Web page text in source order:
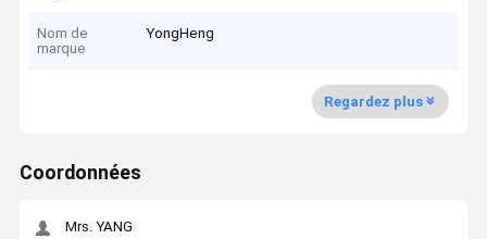
Nom de
marque
YongHeng
Regardez plus
Coordonnées
Mrs. YANG